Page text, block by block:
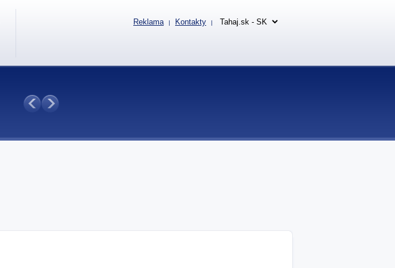
Reklama | Kontakty |